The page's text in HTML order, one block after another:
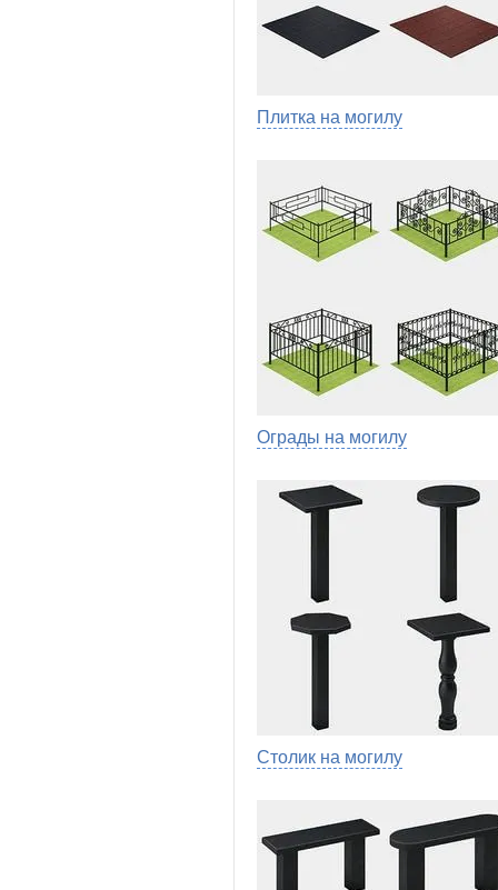
Плитка на могилу
Ограды на могилу
Столик на могилу